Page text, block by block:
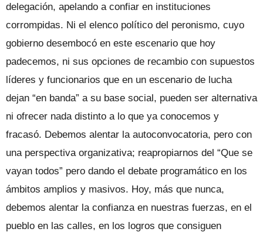
delegación, apelando a confiar en instituciones
corrompidas. Ni el elenco político del peronismo, cuyo
gobierno desembocó en este escenario que hoy
padecemos, ni sus opciones de recambio con supuestos
líderes y funcionarios que en un escenario de lucha
dejan “en banda” a su base social, pueden ser alternativa
ni ofrecer nada distinto a lo que ya conocemos y
fracasó. Debemos alentar la autoconvocatoria, pero con
una perspectiva organizativa; reapropiarnos del “Que se
vayan todos” pero dando el debate programático en los
ámbitos amplios y masivos. Hoy, más que nunca,
debemos alentar la confianza en nuestras fuerzas, en el
pueblo en las calles, en los logros que consiguen